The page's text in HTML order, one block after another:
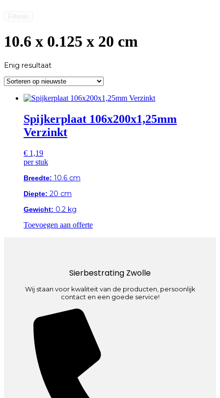
10.6 x 0.125 x 20 cm
Enig resultaat
Spijkerplaat 106x200x1,25mm
Verzinkt
€ 1,19
per stuk
Breedte: 10.6 cm
Diepte: 20 cm
Gewicht: 0.2 kg
Toevoegen aan offerte
Sierbestrating Zwolle
Wij staan voor kwaliteit van de producten, persoonlijk
contact en een goede service!